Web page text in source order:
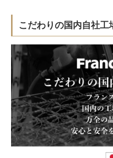
こだわりの国内自社工